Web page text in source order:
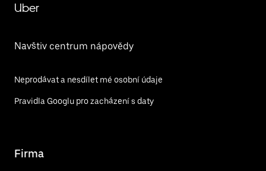
Uber
Navštiv centrum nápovědy
Neprodávat a nesdílet mé osobní údaje
Pravidla Googlu pro zacházení s daty
Firma